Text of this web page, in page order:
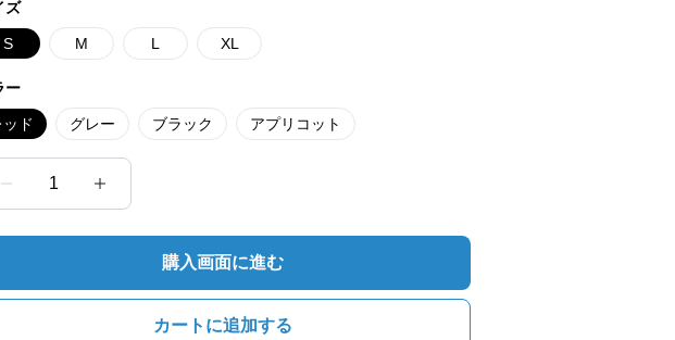
ズ
S M L XL
ー
ッド グレー ブラック アプリコット
1
購入画面に進む
カートに追加する